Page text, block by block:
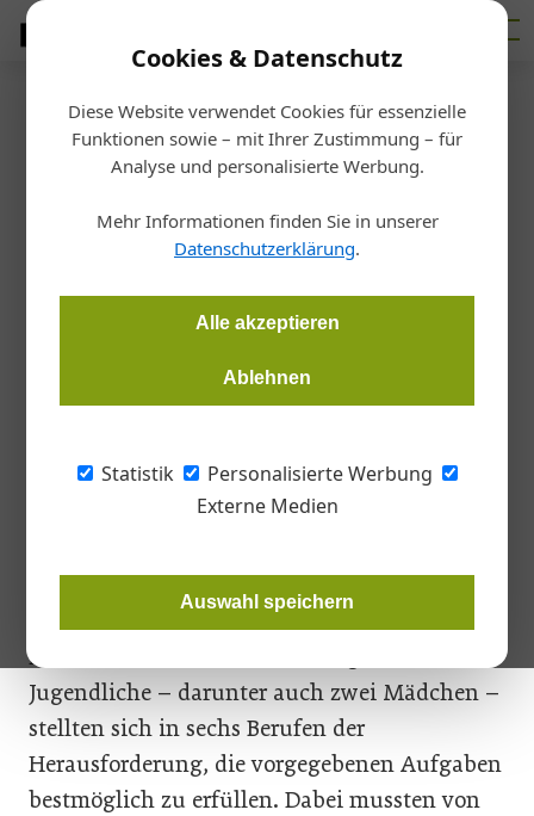
Cookies & Datenschutz
Diese Website verwendet Cookies für essenzielle
Funktionen sowie – mit Ihrer Zustimmung – für
Analyse und personalisierte Werbung.
Mehr Informationen finden Sie in unserer
Datenschutzerklärung.
Alle akzeptieren
Ablehnen
Statistik
Personalisierte Werbung
Externe Medien
Auswahl speichern
Startseite/Interessensvertretungen
Fünf Sieger und eine Siegerin
beim steirischen
Lehrlingswettbewerb
statt. Heuer wieder mit einer Überraschung.
gemeinsam mit der Sparte Industrie in der
Landesberufsschule Mureck abgehalten. 47
Jugendliche – darunter auch zwei Mädchen –
stellten sich in sechs Berufen der
Herausforderung, die vorgegebenen Aufgaben
bestmöglich zu erfüllen. Dabei mussten von